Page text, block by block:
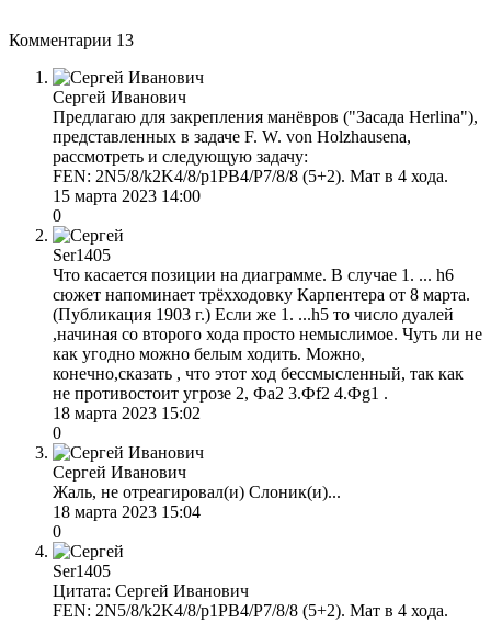
Комментарии 13
Сергей Иванович
Предлагаю для закрепления манёвров ("Засада Herlinа"),
представленных в задаче F. W. von Holzhausenа,
рассмотреть и следующую задачу:
FEN: 2N5/8/k2K4/8/p1PB4/P7/8/8 (5+2). Мат в 4 хода.
15 марта 2023 14:00
0
Ser1405
Что касается позиции на диаграмме. В случае 1. ... h6
сюжет напоминает трёхходовку Карпентера от 8 марта.
(Публикация 1903 г.) Если же 1. ...h5 то число дуалей
,начиная со второго хода просто немыслимое. Чуть ли не
как угодно можно белым ходить. Можно,
конечно,сказать , что этот ход бессмысленный, так как
не противостоит угрозе 2, Фа2 3.Фf2 4.Фg1 .
18 марта 2023 15:02
0
Сергей Иванович
Жаль, не отреагировал(и) Слоник(и)...
18 марта 2023 15:04
0
Ser1405
Цитата: Сергей Иванович
FEN: 2N5/8/k2K4/8/p1PB4/P7/8/8 (5+2). Мат в 4 хода.